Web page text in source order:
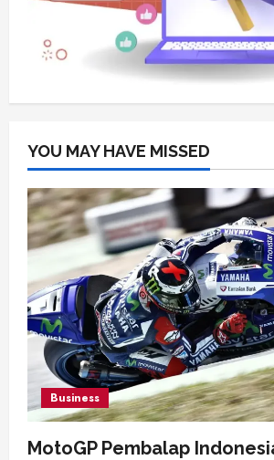
YOU MAY HAVE MISSED
Business
MotoGP Pembalap